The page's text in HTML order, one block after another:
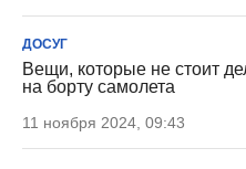
ДОСУГ
Вещи, которые не стоит
на борту самолета
11 ноября 2024, 09:43